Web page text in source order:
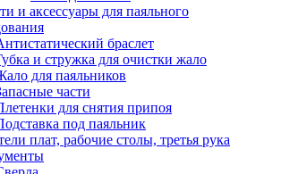
и аксессуары для паяльного
браслет
и стружка для очистки жало
для паяльников
части
для снятия припоя
под паяльник
плат, рабочие столы, третья рука